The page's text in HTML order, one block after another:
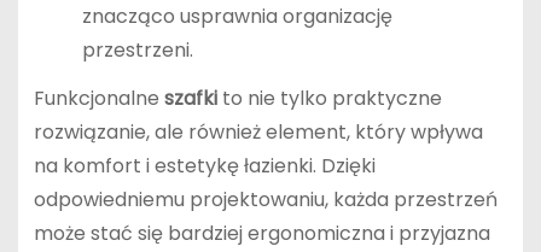
znacząco usprawnia organizację
przestrzeni.
Funkcjonalne szafkito nie tylko praktyczne
rozwiązanie, ale również element, który wpływa
na komfort i estetykę łazienki. Dzięki
odpowiedniemu projektowaniu, każda przestrzeń
może stać się bardziej ergonomiczna i przyjazna